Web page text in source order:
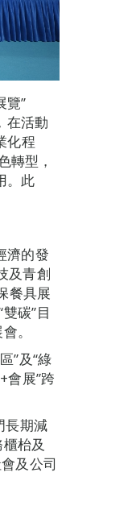
覽”
在活動
化程
轉型，
。此
濟的發
及青創
餐具展
碳”目
。
”及“綠
會展”跨
長期減
枱及
及公司